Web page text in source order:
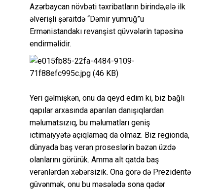
Azərbaycan növbəti təxribatların birində,elə ilk
əlverişli şəraitdə “Dəmir yumruğ”u
Ermənistandakı revanşist qüvvələrin təpəsinə
endirməlidir.
Yeri gəlmişkən, onu da qeyd edim ki, biz bağlı
qapılar arxasında aparılan danışıqlardan
məlumatsızıq, bu məlumatları geniş
ictimaiyyətə açıqlamaq da olmaz. Biz regionda,
dünyada baş verən proseslərin bəzən üzdə
olanlarını görürük. Amma alt qatda baş
verənlərdən xəbərsizik. Ona görə də Prezidentə
güvənmək, onu bu məsələdə sona qədər